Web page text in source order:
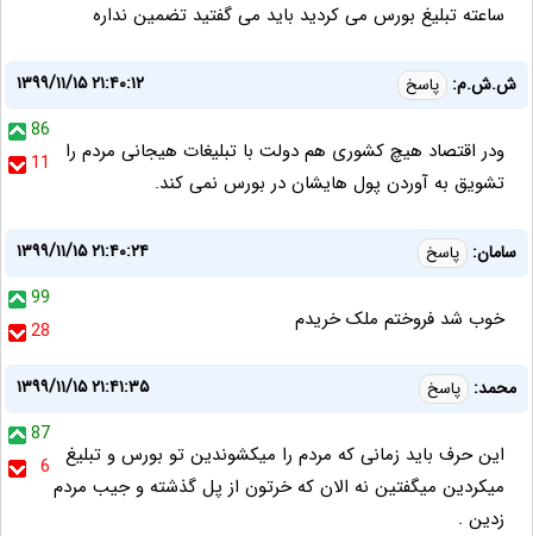
ساعته تبلیغ بورس می کردید باید می گفتید تضمین نداره
ش.ش.م: پاسخ
۱۳۹۹/۱۱/۱۵ ۲۱:۴۰:۱۲
86
11
ودر اقتصاد هیچ کشوری هم دولت با تبلیغات هیجانی مردم را
تشویق به آوردن پول هایشان در بورس نمی کند.
سامان: پاسخ
۱۳۹۹/۱۱/۱۵ ۲۱:۴۰:۲۴
99
28
خوب شد فروختم ملک خریدم
محمد: پاسخ
۱۳۹۹/۱۱/۱۵ ۲۱:۴۱:۳۵
87
6
این حرف باید زمانی که مردم را میکشوندین تو بورس و تبلیغ
میکردین میگفتین نه الان که خرتون از پل گذشته و جیب مردم
زدین .